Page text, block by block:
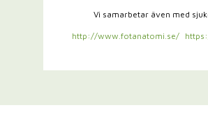
Vi samarbetar även med
http://www.fotanatomi.se/